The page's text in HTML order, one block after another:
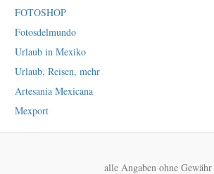
FOTOSHOP
Fotosdelmundo
Urlaub in Mexiko
Urlaub, Reisen, mehr
Artesania Mexicana
Mexport
alle Angaben ohne Gewähr